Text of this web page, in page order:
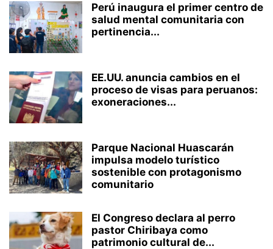
Perú inaugura el primer centro de
salud mental comunitaria con
pertinencia...
EE.UU. anuncia cambios en el
proceso de visas para peruanos:
exoneraciones...
Parque Nacional Huascarán
impulsa modelo turístico
sostenible con protagonismo
comunitario
El Congreso declara al perro
pastor Chiribaya como
patrimonio cultural de...